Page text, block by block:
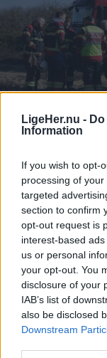
LigeHer.nu -
Information
If you wish to opt-
processing of
targeted
section to confirm
opt-out request is
interest-based
us or personal
your opt-out. You
disclosure of your
IAB’s list of
also be disclosed
Downstream
mod vest.
For mange
åbne
sjældne
- En
samme
og en
dens
universet. Med
fælles
nysgerrighed
der er
Sol26.
Herunder får
Aktuelt
Godt nyt:
frem
Emilie
09. august 2026 kl.